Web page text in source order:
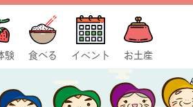
験 食べる イベント お土産